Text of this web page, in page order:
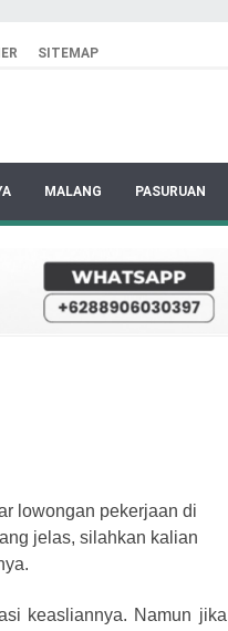
SITEMAP
MALANG PASURUAN
lowongan pekerjaan di
jelas, silahkan kalian
keasliannya. Namun jika